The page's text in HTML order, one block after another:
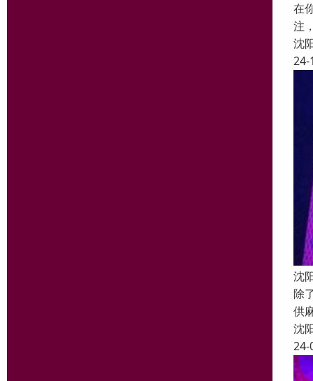
在
注
沈
24-
沈
除
供
沈
24-